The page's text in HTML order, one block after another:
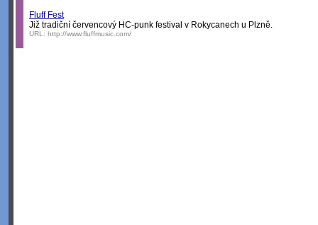
Fluff Fest
Již tradiční červencový HC-punk festival v Rokycanech u Plzně.
URL: http://www.fluffmusic.com/